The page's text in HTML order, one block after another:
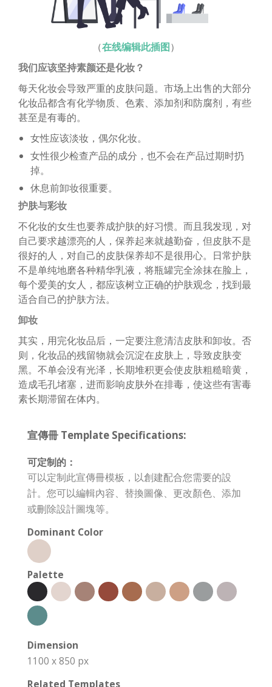
（在线编辑此插图）
我们应该坚持素颜还是化妆？
每天化妆会导致严重的皮肤问题。市场上出售的大部分
化妆品都含有化学物质、色素、添加剂和防腐剂，有些
甚至是有毒的。
女性应该淡妆，偶尔化妆。
女性很少检查产品的成分，也不会在产品过期时扔
掉。
休息前卸妆很重要。
护肤与彩妆
不化妆的女生也要养成护肤的好习惯。而且我发现，对
自己要求越漂亮的人，保养起来就越勤奋，但皮肤不是
很好的人，对自己的皮肤保养却不是很用心。日常护肤
不是单纯地磨各种精华乳液，将瓶罐完全涂抹在脸上，
每个爱美的女人，都应该树立正确的护肤观念，找到最
适合自己的护肤方法。
卸妆
其实，用完化妆品后，一定要注意清洁皮肤和卸妆。否
则，化妆品的残留物就会沉淀在皮肤上，导致皮肤变
黑。不单会没有光泽，长期堆积更会使皮肤粗糙暗黄，
造成毛孔堵塞，进而影响皮肤外在排毒，使这些有害毒
素长期滞留在体内。
宣傳冊 Template Specifications:
可定制的：
可以定制此宣傳冊模板，以創建配合您需要的設
計。您可以編輯內容、替換圖像、更改顏色、添加
或刪除設計圖塊等。
Dominant Color
Palette
Dimension
1100 x 850 px
Related Templates